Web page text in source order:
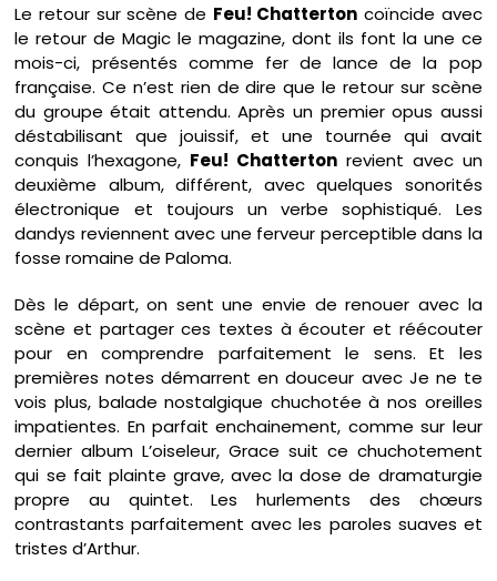
Le retour sur scène de Feu! Chatterton coïncide avec
le retour de Magic le magazine, dont ils font la une ce
mois-ci, présentés comme fer de lance de la pop
française. Ce n’est rien de dire que le retour sur scène
du groupe était attendu. Après un premier opus aussi
déstabilisant que jouissif, et une tournée qui avait
conquis l’hexagone, Feu! Chatterton revient avec un
deuxième album, différent, avec quelques sonorités
électronique et toujours un verbe sophistiqué. Les
dandys reviennent avec une ferveur perceptible dans la
fosse romaine de Paloma.
Dès le départ, on sent une envie de renouer avec la
scène et partager ces textes à écouter et réécouter
pour en comprendre parfaitement le sens. Et les
premières notes démarrent en douceur avec Je ne te
vois plus, balade nostalgique chuchotée à nos oreilles
impatientes. En parfait enchainement, comme sur leur
dernier album L’oiseleur, Grace suit ce chuchotement
qui se fait plainte grave, avec la dose de dramaturgie
propre au quintet. Les hurlements des chœurs
contrastants parfaitement avec les paroles suaves et
tristes d’Arthur.